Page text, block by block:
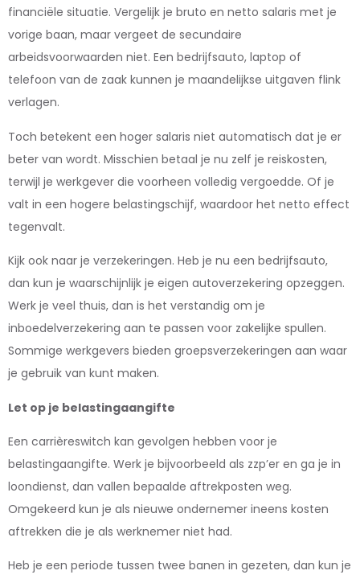
financiële situatie. Vergelijk je bruto en netto salaris met je
vorige baan, maar vergeet de secundaire
arbeidsvoorwaarden niet. Een bedrijfsauto, laptop of
telefoon van de zaak kunnen je maandelijkse uitgaven flink
verlagen.
Toch betekent een hoger salaris niet automatisch dat je er
beter van wordt. Misschien betaal je nu zelf je reiskosten,
terwijl je werkgever die voorheen volledig vergoedde. Of je
valt in een hogere belastingschijf, waardoor het netto effect
tegenvalt.
Kijk ook naar je verzekeringen. Heb je nu een bedrijfsauto,
dan kun je waarschijnlijk je eigen autoverzekering opzeggen.
Werk je veel thuis, dan is het verstandig om je
inboedelverzekering aan te passen voor zakelijke spullen.
Sommige werkgevers bieden groepsverzekeringen aan waar
je gebruik van kunt maken.
Let op je belastingaangifte
Een carrièreswitch kan gevolgen hebben voor je
belastingaangifte. Werk je bijvoorbeeld als zzp’er en ga je in
loondienst, dan vallen bepaalde aftrekposten weg.
Omgekeerd kun je als nieuwe ondernemer ineens kosten
aftrekken die je als werknemer niet had.
Heb je een periode tussen twee banen in gezeten, dan kun je